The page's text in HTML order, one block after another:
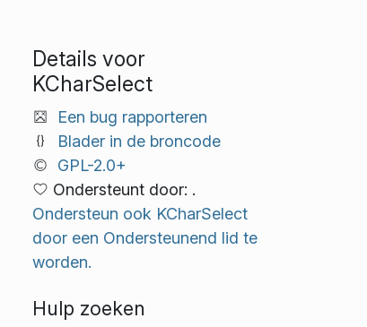
Details voor
KCharSelect
Een bug rapporteren
Blader in de broncode
GPL-2.0+
Ondersteunt door: .
Ondersteun ook KCharSelect
door een Ondersteunend lid te
worden.
Hulp zoeken